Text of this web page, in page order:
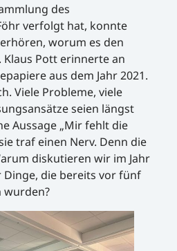
des
verfolgt hat, konnte
worum es den
Pott erinnerte an
aus dem Jahr 2021.
Viele Probleme, viele
seien längst
Aussage „Mir fehlt die
traf einen Nerv. Denn die
diskutieren wir im Jahr
die bereits vor fünf
wurden?